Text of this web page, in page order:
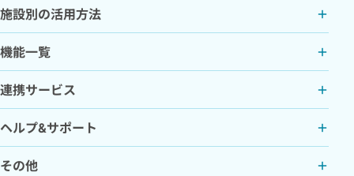
施設別の活用方法
機能一覧
連携サービス
ヘルプ&サポート
その他